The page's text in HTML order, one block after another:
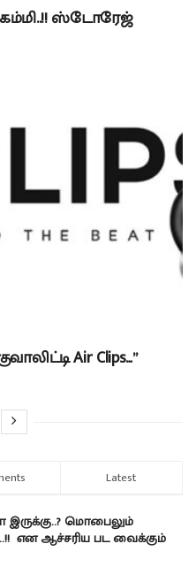
கம்மி..!! ஸ்டோரேஜ்
Air Clips…”
Latest
இருக்கு..? மொபைலும்
என ஆச்சரிய பட வைக்கும்